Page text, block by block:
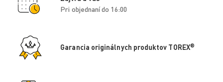
Pri objednaní do 16:00
Garancia originálnych produktov TOREX®